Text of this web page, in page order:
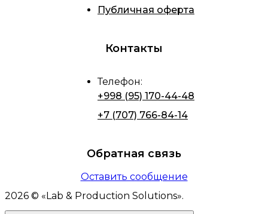
Публичная оферта
Контакты
Телефон:
+998 (95) 170-44-48
+7 (707) 766-84-14
Обратная связь
Оставить сообщение
2026 © « Lab & Production Solutions».